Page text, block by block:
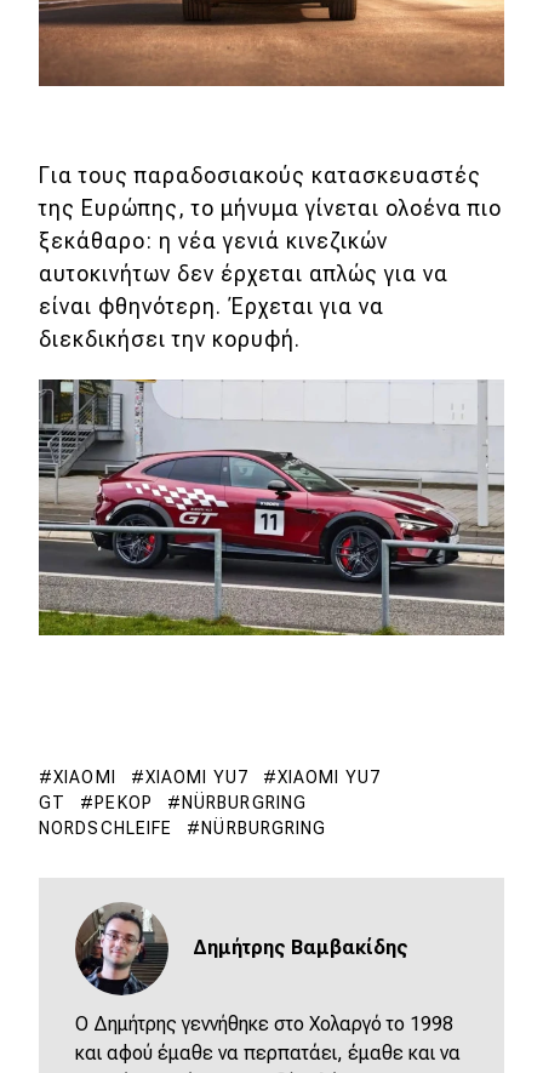
Για τους παραδοσιακούς κατασκευαστές
της Ευρώπης, το μήνυμα γίνεται ολοένα πιο
ξεκάθαρο: η νέα γενιά κινεζικών
αυτοκινήτων δεν έρχεται απλώς για να
είναι φθηνότερη. Έρχεται για να
διεκδικήσει την κορυφή.
XIAOMI XIAOMI YU7
XIAOMI YU7
GT
ΡΕΚΌΡ
NÜRBURGRING
NORDSCHLEIFE
NÜRBURGRING
Δημήτρης Βαμβακίδης
Ο Δημήτρης γεννήθηκε στο Χολαργό το 1998
και αφού έμαθε να περπατάει, έμαθε και να